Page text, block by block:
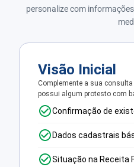
personalize com
Visão Inicial
Complemente a sua
possui algum protesto com
Confirmação de
Dados cadastrais
Situação na Receita